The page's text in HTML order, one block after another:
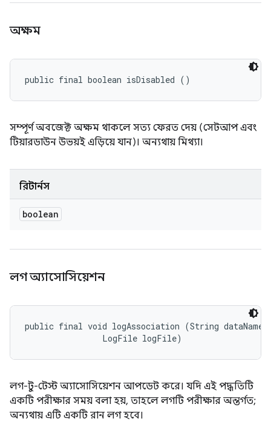
অক্ষম
public final boolean isDisabled ()
সম্পূর্ণ অবজেক্ট অক্ষম থাকলে সত্য ফেরত দেয় (সেটআপ এবং
টিয়ারডাউন উভয়ই এড়িয়ে যান)। অন্যথায় মিথ্যা।
রিটার্নস
boolean
লগ অ্যাসোসিয়েশন
public final void logAssociation (String
                LogFile logFile)
লগ-টু-টেস্ট অ্যাসোসিয়েশন আপডেট করে। যদি এই পদ্ধতিটি
একটি পরীক্ষার সময় বলা হয়, তাহলে লগটি পরীক্ষার অন্তর্গত;
অন্যথায় এটি একটি রান লগ হবে।